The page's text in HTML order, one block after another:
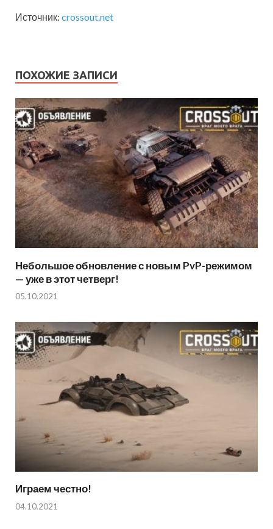
Источник: crossout.net
ПОХОЖИЕ ЗАПИСИ
Небольшое обновление с новым PvP-режимом
— уже в этот четверг!
05.10.2021
Играем честно!
04.10.2021